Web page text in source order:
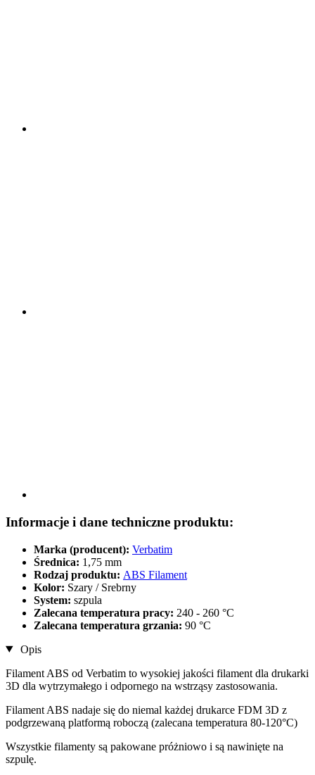
Informacje i dane techniczne produktu:
Marka (producent): Verbatim
Średnica: 1,75 mm
Rodzaj produktu: ABS Filament
Kolor: Szary / Srebrny
System: szpula
Zalecana temperatura pracy: 240 - 260 °C
Zalecana temperatura grzania: 90 °C
Opis
Filament ABS od Verbatim to wysokiej jakości filament dla drukarki
3D dla wytrzymałego i odpornego na wstrząsy zastosowania.
Filament ABS nadaje się do niemal każdej drukarce FDM 3D z
podgrzewaną platformą roboczą (zalecana temperatura 80-120°C)
Wszystkie filamenty są pakowane próżniowo i są nawinięte na
szpulę.